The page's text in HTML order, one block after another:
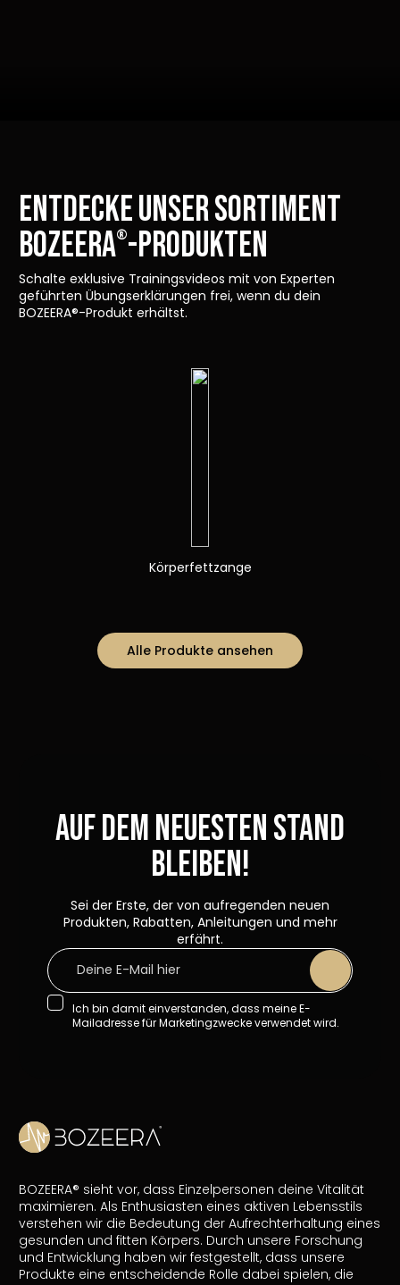
ENTDECKE UNSER SORTIMENT
Bozeera®-Produkten
Schalte exklusive Trainingsvideos mit von Experten
geführten Übungserklärungen frei, wenn du dein
BOZEERA®-Produkt erhältst.
Körperfettzange
Alle Produkte ansehen
Auf dem neuesten Stand
bleiben!
Ich bin damit einverstanden, dass meine E-
Mailadresse für Marketingzwecke verwendet wird.
Sei der Erste, der von aufregenden neuen
Produkten, Rabatten, Anleitungen und mehr
erfährt.
BOZEERA® sieht vor, dass Einzelpersonen deine Vitalität
maximieren. Als Enthusiasten eines aktiven Lebensstils
verstehen wir die Bedeutung der Aufrechterhaltung eines
gesunden und fitten Körpers. Durch unsere Forschung
und Entwicklung haben wir festgestellt, dass unsere
Produkte eine entscheidende Rolle dabei spielen, die